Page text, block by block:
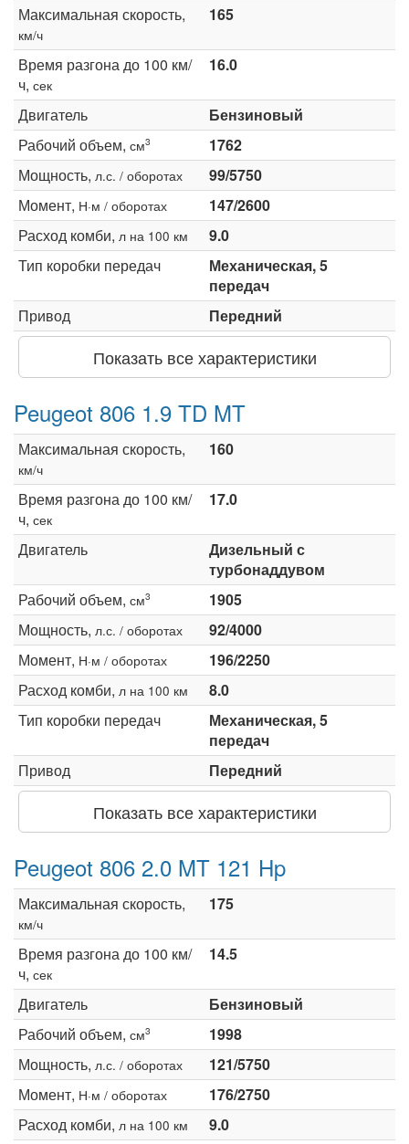
Максимальная скорость,
км/ч
165
Время разгона до 100 км/
ч, сек
16.0
Двигатель
Бензиновый
Рабочий объем, см3
1762
Мощность, л.с. / оборотах
99/5750
Момент, Н·м / оборотах
147/2600
Расход комби, л на 100 км
9.0
Тип коробки передач
Механическая, 5
передач
Привод
Передний
Показать все характеристики
Peugeot 806 1.9 TD MT
Максимальная скорость,
км/ч
160
Время разгона до 100 км/
ч, сек
17.0
Двигатель
Дизельный с
турбонаддувом
Рабочий объем, см3
1905
Мощность, л.с. / оборотах
92/4000
Момент, Н·м / оборотах
196/2250
Расход комби, л на 100 км
8.0
Тип коробки передач
Механическая, 5
передач
Привод
Передний
Показать все характеристики
Peugeot 806 2.0 MT 121 Hp
Максимальная скорость,
км/ч
175
Время разгона до 100 км/
ч, сек
14.5
Двигатель
Бензиновый
Рабочий объем, см3
1998
Мощность, л.с. / оборотах
121/5750
Момент, Н·м / оборотах
176/2750
Расход комби, л на 100 км
9.0